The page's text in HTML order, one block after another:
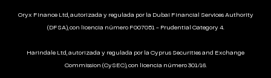
Oryx Finance Ltd, autorizada y regulada por la Dubai Financial Services Authority
(DFSA), con licencia número F007051 - Prudential Category 4.
Harindale Ltd, autorizada y regulada por la Cyprus Securities and Exchange
Commission (CySEC), con licencia número 301/16.